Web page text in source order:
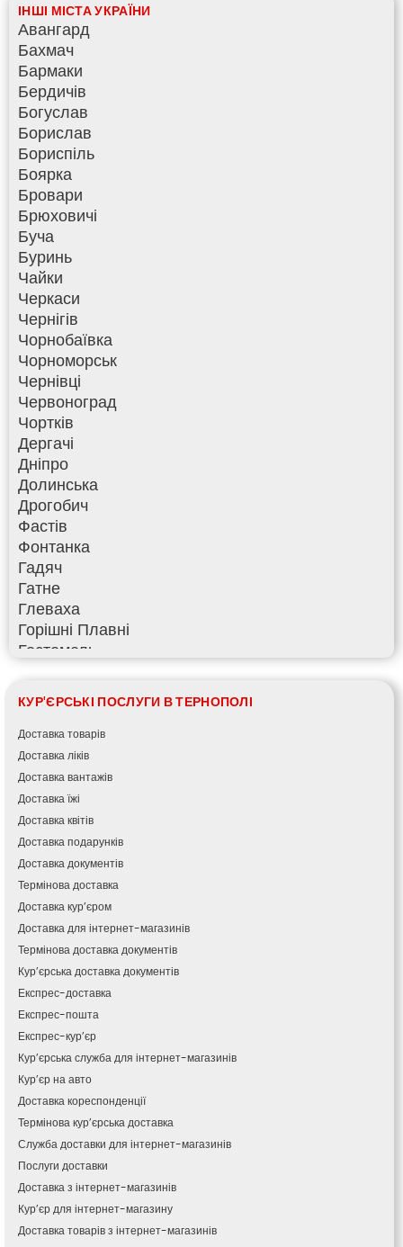
КУР'ЄРСЬКІ ПОСЛУГИ В ТЕРНОПОЛІ
Доставка товарів
Доставка ліків
Доставка вантажів
Доставка їжі
Доставка квітів
Доставка подарунків
Доставка документів
Термінова доставка
Доставка кур’єром
Доставка для інтернет-магазинів
Термінова доставка документів
Кур’єрська доставка документів
Експрес-доставка
Експрес-пошта
Експрес-кур’єр
Кур’єрська служба для інтернет-магазинів
Кур’єр на авто
Доставка кореспонденції
Термінова кур’єрська доставка
Служба доставки для інтернет-магазинів
Послуги доставки
Доставка з інтернет-магазинів
Кур’єр для інтернет-магазину
Доставка товарів з інтернет-магазинів
ІНШІ МІСТА УКРАЇНИ
Авангард
Бахмач
Бармаки
Бердичів
Богуслав
Борислав
Бориспіль
Боярка
Бровари
Брюховичі
Буча
Буринь
Чайки
Черкаси
Чернігів
Чорнобаївка
Чорноморськ
Чернівці
Червоноград
Чортків
Дергачі
Дніпро
Долинська
Дрогобич
Фастів
Фонтанка
Гадяч
Гатне
Глеваха
Горішні Плавні
Гостомель
Херсон
Хмельницький
Хмільник
Ірпінь
Івано-Франківськ
Ізмаїл
Кагарлик
Калуш
Кам’янець-Подільський
Кам’янка
Кам’янське
Канів
Козятин
Київ
Кобеляки
Коцюбинське
Конотоп
Коростень
Корсунь-Шевченківський
Костопіль
Ковель
Козин
Красноград
Кременчук
Кременець
Кривий Ріг
Кролевець